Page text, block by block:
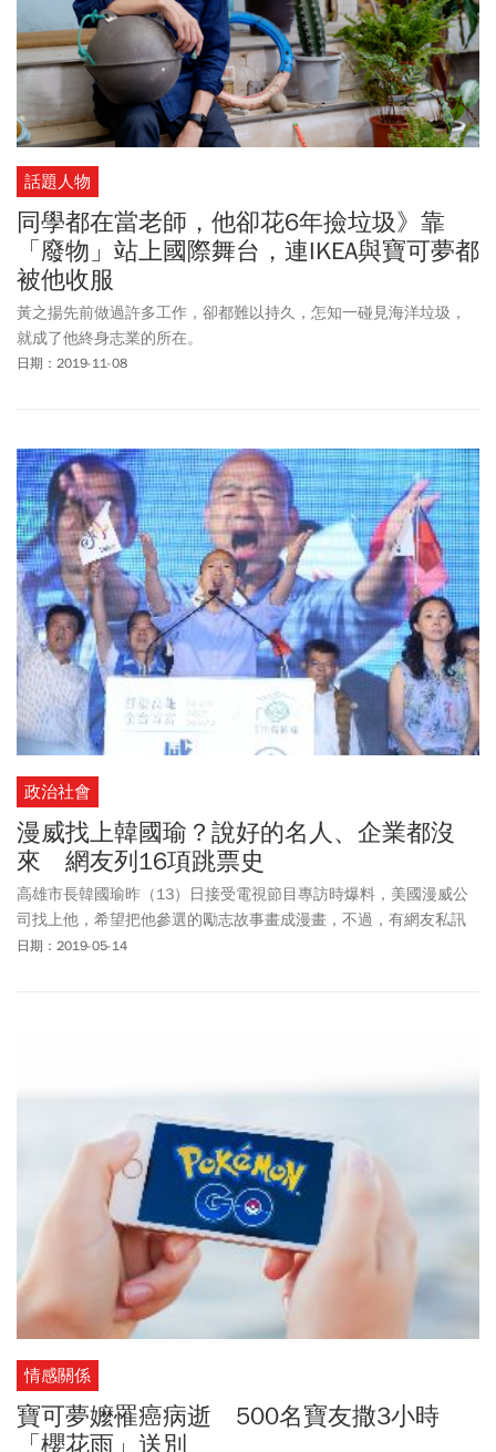
話題人物
同學都在當老師，他卻花6年撿垃圾》靠
「廢物」站上國際舞台，連IKEA與寶可夢都
被他收服
黃之揚先前做過許多工作，卻都難以持久，怎知一碰見海洋垃圾，
就成了他終身志業的所在。
日期：2019-11-08
政治社會
漫威找上韓國瑜？說好的名人、企業都沒
來 網友列16項跳票史
高雄市長韓國瑜昨（13）日接受電視節目專訪時爆料，美國漫威公
司找上他，希望把他參選的勵志故事畫成漫畫，不過，有網友私訊
詢問台灣漫威公司，對方卻表示「完全不知情」，高雄市府晚間也
日期：2019-05-14
情感關係
寶可夢嬤罹癌病逝 500名寶友撒3小時
「櫻花雨」送別